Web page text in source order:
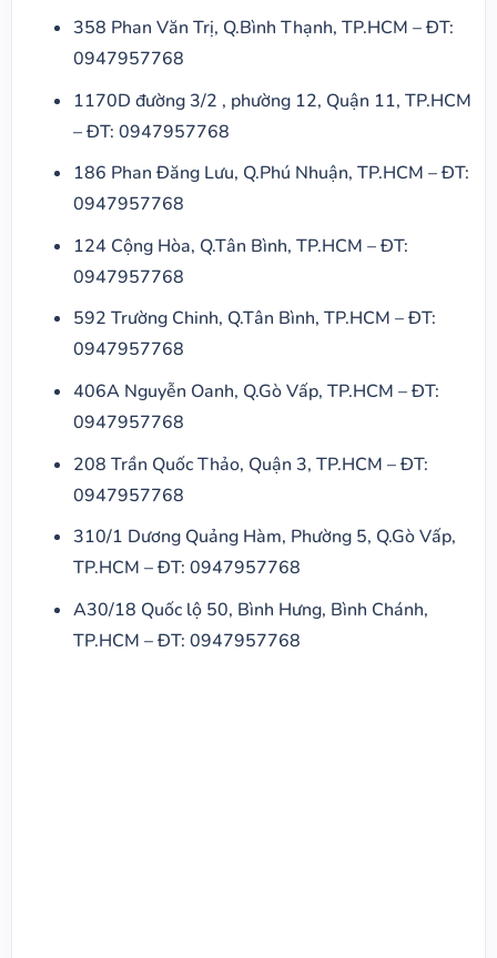
358 Phan Văn Trị, Q.Bình Thạnh, TP.HCM – ĐT:
0947957768
1170D đường 3/2 , phường 12, Quận 11, TP.HCM
– ĐT: 0947957768
186 Phan Đăng Lưu, Q.Phú Nhuận, TP.HCM – ĐT:
0947957768
124 Cộng Hòa, Q.Tân Bình, TP.HCM – ĐT:
0947957768
592 Trường Chinh, Q.Tân Bình, TP.HCM – ĐT:
0947957768
406A Nguyễn Oanh, Q.Gò Vấp, TP.HCM – ĐT:
0947957768
208 Trần Quốc Thảo, Quận 3, TP.HCM – ĐT:
0947957768
310/1 Dương Quảng Hàm, Phường 5, Q.Gò Vấp,
TP.HCM – ĐT: 0947957768
A30/18 Quốc lộ 50, Bình Hưng, Bình Chánh,
TP.HCM – ĐT: 0947957768